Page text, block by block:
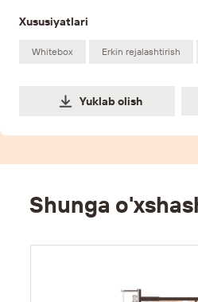
Xususiyatlari
Whitebox Erkin rejalashtirish
Yuklab olish
Shunga